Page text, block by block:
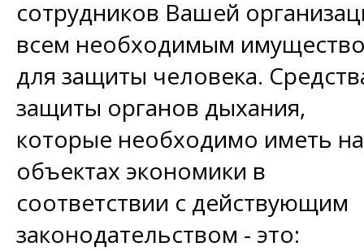
сотрудников Вашей
всем необходимым
для защиты человека.
защиты органов дыхания,
которые необходимо иметь на
объектах экономики в
соответствии с действующим
законодательством - это: